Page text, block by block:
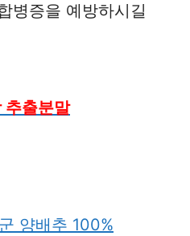
병증을 예방하시길
추출분말
양배추 100%